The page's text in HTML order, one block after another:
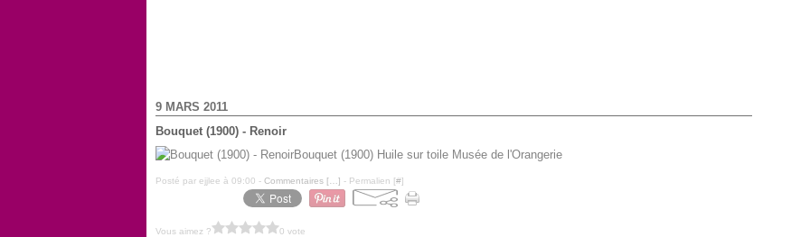
9 MARS 2011
Bouquet (1900) - Renoir
Bouquet (1900) Huile sur toile Musée de l'Orangerie
Posté par ejjlee à 09:00 - Commentaires [ ] - Permalien [#]
Vous aimez ? 0 vote